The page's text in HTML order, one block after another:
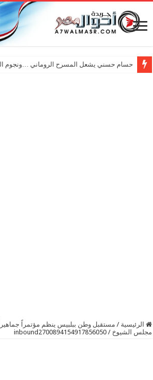
حسام حسني يشعل المسرح الروماني …ونجوم
الرئيسية / مستقبل وطن ببلبيس ينظم مؤتمراً
مجلس الشيوخ /
inbound2700894154917856050